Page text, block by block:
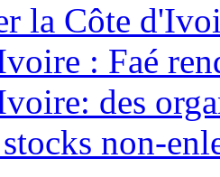
la Côte
: Faé
des
non-